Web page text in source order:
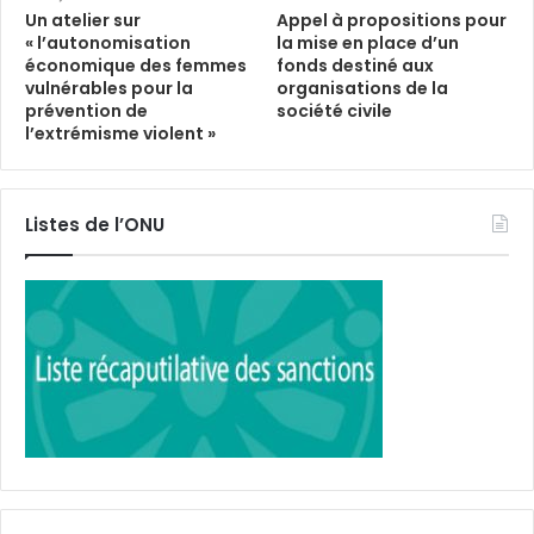
Un atelier sur
« l’autonomisation
économique des femmes
vulnérables pour la
prévention de
l’extrémisme violent »
Appel à propositions pour
la mise en place d’un
fonds destiné aux
organisations de la
société civile
Listes de l’ONU